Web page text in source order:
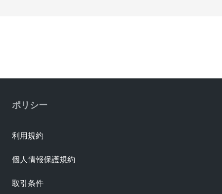
ポリシー
利用規約
個人情報保護規約
取引条件